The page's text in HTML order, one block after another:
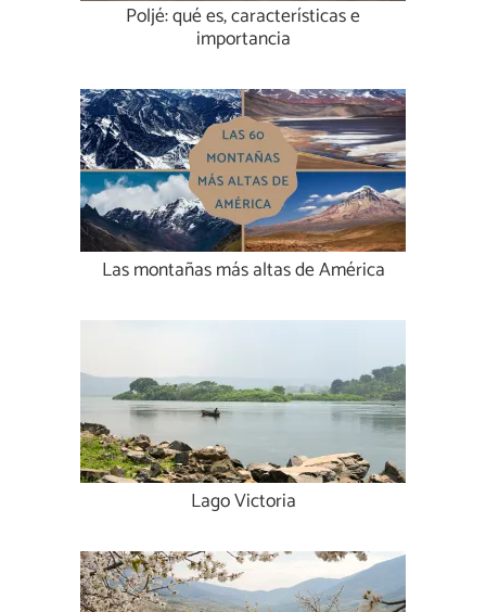
Poljé: qué es, características e
importancia
Las montañas más altas de América
Lago Victoria